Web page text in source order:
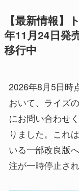
【最新情報】
年11月24日発
移行中
2026年8月5日時
おいて、ライズ
にお問い合わせ
りました。これ
いる一部改良版
注が一時停止さ